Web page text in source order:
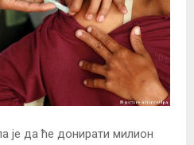
је да ће донирати милион